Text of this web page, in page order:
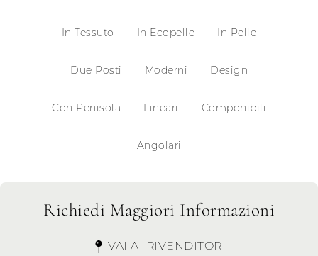
In Tessuto In Ecopelle In Pelle
Due Posti Moderni Design
Con Penisola Lineari Componibili
Angolari
Richiedi Maggiori Informazioni
VAI AI RIVENDITORI